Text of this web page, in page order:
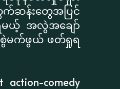
န်းတွေအပြင်
ယ့် အလွဲအချော်
မက်ဖွယ် ဖတ်ရှုရ
comedy